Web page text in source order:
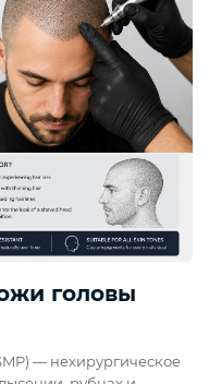
головы
— нехирургическое